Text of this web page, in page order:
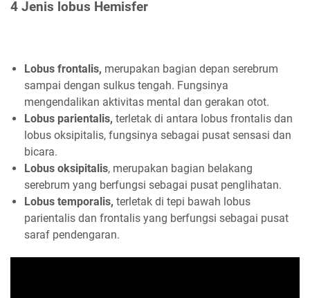
4 Jenis lobus Hemisfer
Lobus frontalis, merupakan bagian depan serebrum
sampai dengan sulkus tengah. Fungsinya
mengendalikan aktivitas mental dan gerakan otot.
Lobus parientalis, terletak di antara lobus frontalis dan
lobus oksipitalis, fungsinya sebagai pusat sensasi dan
bicara.
Lobus oksipitalis, merupakan bagian belakang
serebrum yang berfungsi sebagai pusat penglihatan.
Lobus temporalis, terletak di tepi bawah lobus
parientalis dan frontalis yang berfungsi sebagai pusat
saraf pendengaran.